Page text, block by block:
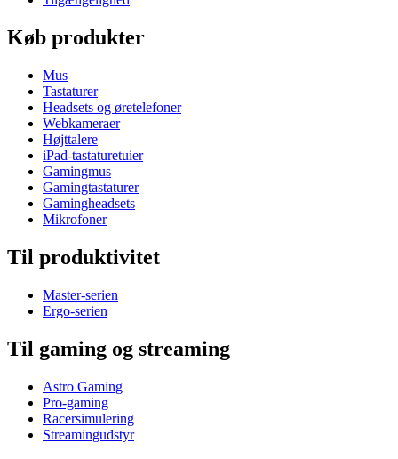
Køb produkter
Mus
Tastaturer
Headsets og øretelefoner
Webkameraer
Højttalere
iPad-tastaturetuier
Gamingmus
Gamingtastaturer
Gamingheadsets
Mikrofoner
Til produktivitet
Master-serien
Ergo-serien
Til gaming og streaming
Astro Gaming
Pro-gaming
Racersimulering
Streamingudstyr